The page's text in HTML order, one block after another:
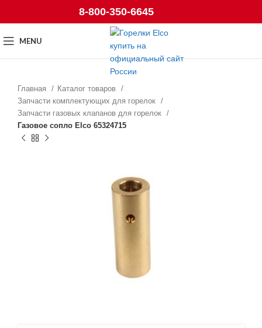
8-800-350-6645
MENU
Главная
Каталог товаров
Запчасти комплектующих для горелок
Запчасти газовых клапанов для горелок
Газовое сопло Elco 65324715